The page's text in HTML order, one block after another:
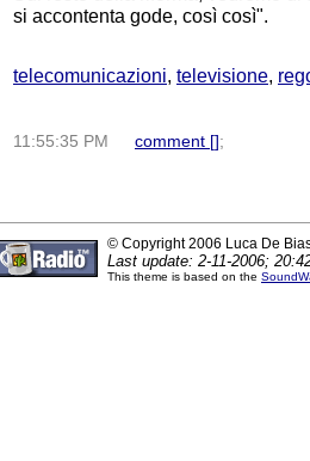
si accontenta gode, così così".
telecomunicazioni, televisione,
11:55:35 PM comment [] ;
© Copyright 2006 Luca De
Last update: 2-11-2006;
This theme is based on the